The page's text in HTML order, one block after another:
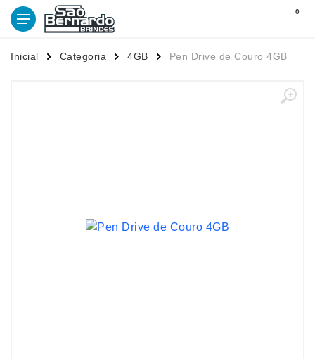
0
Inicial Categoria 4GB Pen Drive de Couro 4GB